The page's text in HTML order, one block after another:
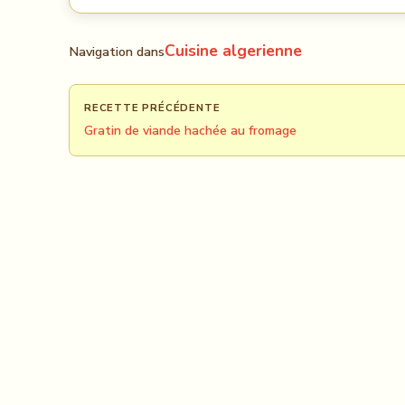
Navigation dansCuisine algerienne
RECETTE PRÉCÉDENTE
Gratin de viande hachée au fromage